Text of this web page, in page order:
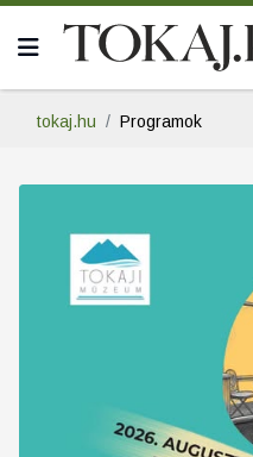
tokaj.hu Programok